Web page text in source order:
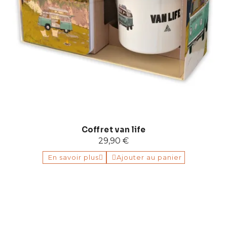
Coffret van life
29,90 €
En savoir plus Ajouter au panier